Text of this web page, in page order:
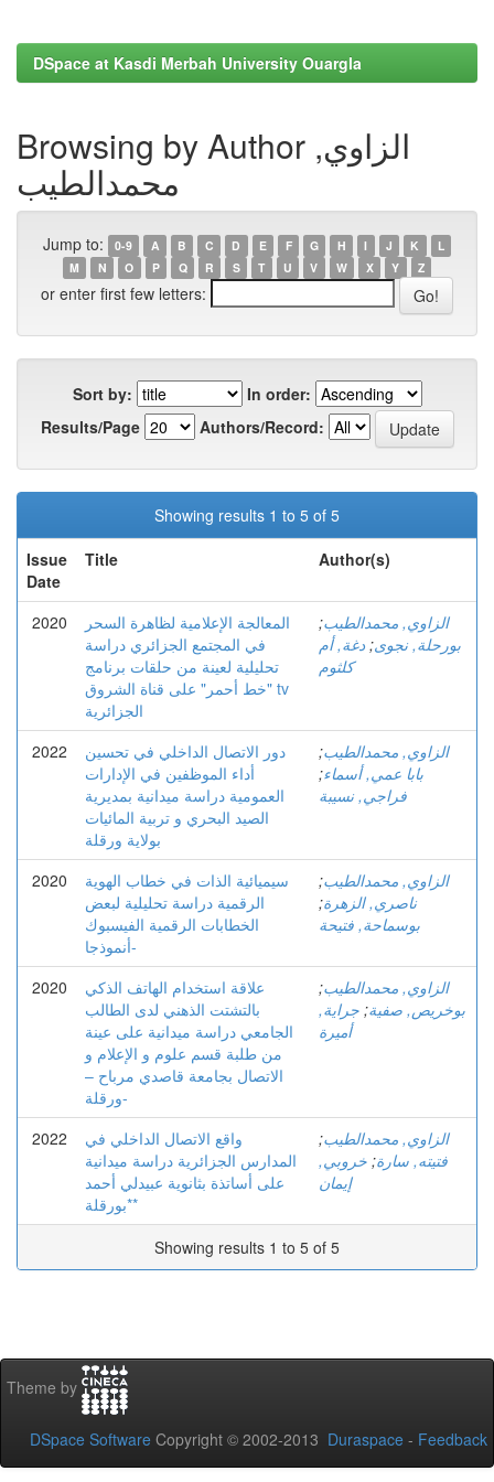
DSpace at Kasdi Merbah University Ouargla
Browsing by Author الزاوي,
محمدالطيب
Jump to: 0-9 A B C D E F G H I J K
L
M
N O P Q R S T U V W X Y Z
or enter first few letters:
Sort by:
In order:
Results/Page
Authors/Record:
Showing results 1 to 5 of 5
Issue
Date
Title Author(s)
2020
المعالجة الإعلامية لظاهرة السحر
في المجتمع الجزائري دراسة
تحليلية لعينة من حلقات برنامج
"خط أحمر" على قناة الشروق tv
الجزائرية
الزاوي, محمدالطيب;
بورحلة, نجوى; دغة, أم
كلثوم
2022
دور الاتصال الداخلي في تحسين
أداء الموظفين في الإدارات
العمومية دراسة ميدانية بمديرية
الصيد البحري و تربية المائيات
بولاية ورقلة
الزاوي, محمدالطيب;
بابا عمي, أسماء;
فراجي, نسيبة
2020
سيميائية الذات في خطاب الهوية
الرقمية دراسة تحليلية لبعض
الخطابات الرقمية الفيسبوك
-أنموذجا
الزاوي, محمدالطيب;
ناصري, الزهرة;
بوسماحة, فتيحة
2020
علاقة استخدام الهاتف الذكي
بالتشتت الذهني لدى الطالب
الجامعي دراسة میدانیة على عینة
من طلبة قسم علوم و الإعلام و
الاتصال بجامعة قاصدي مرباح –
ورقلة-
الزاوي, محمدالطيب;
بوخريص, صفية; جراية,
أميرة
2022
واقع الاتصال الداخلي في
المدارس الجزائرية دراسة ميدانية
على أساتذة بثانوية عبيدلي أحمد
*بورقلة*
الزاوي, محمدالطيب;
فتيته, سارة; خروبي,
إيمان
Showing results 1 to 5 of 5
Theme by
DSpace Software Copyright © 2002-2013 Duraspace - Feedback